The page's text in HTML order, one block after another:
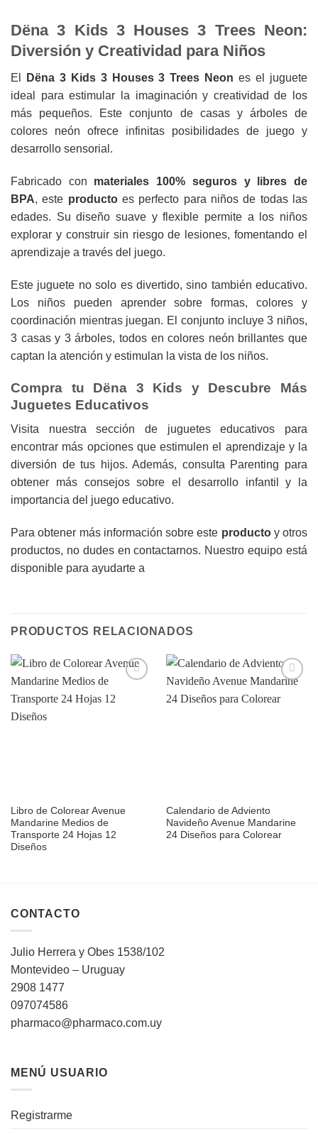
Dëna 3 Kids 3 Houses 3 Trees Neon:
Diversión y Creatividad para Niños
El Dëna 3 Kids 3 Houses 3 Trees Neon es el juguete
ideal para estimular la imaginación y creatividad de los
más pequeños. Este conjunto de casas y árboles de
colores neón ofrece infinitas posibilidades de juego y
desarrollo sensorial.
Fabricado con materiales 100% seguros y libres de
BPA, este productoes perfecto para niños de todas las
edades. Su diseño suave y flexible permite a los niños
explorar y construir sin riesgo de lesiones, fomentando el
aprendizaje a través del juego.
Este juguete no solo es divertido, sino también educativo.
Los niños pueden aprender sobre formas, colores y
coordinación mientras juegan. El conjunto incluye 3 niños,
3 casas y 3 árboles, todos en colores neón brillantes que
captan la atención y estimulan la vista de los niños.
Compra tu Dëna 3 Kids y Descubre Más
Juguetes Educativos
Visita nuestrasección de juguetes educativos para
encontrar más opciones que estimulen el aprendizaje y la
diversión de tus hijos. Además, consulta Parenting para
obtener más consejos sobre el desarrollo infantil y la
importancia del juego educativo.
Para obtener más información sobre este productoy otros
productos, no dudes encontactarnos. Nuestro equipo está
disponible para ayudarte a
PRODUCTOS RELACIONADOS
Libro de Colorear Avenue
Mandarine Medios de
Transporte 24 Hojas 12
Diseños
a la
Calendario de Adviento
Navideño Avenue Mandarine
24 Diseños para Colorear
CONTACTO
Julio Herrera y Obes 1538/102
Montevideo – Uruguay
2908 1477
097074586
pharmaco@pharmaco.com.uy
MENÚ USUARIO
Registrarme